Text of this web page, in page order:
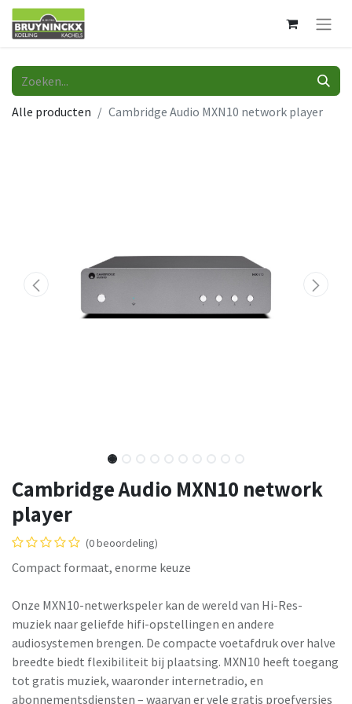
Alle producten Cambridge Audio MXN10 network player
Cambridge Audio MXN10 network
player
(0 beoordeling)
Compact formaat, enorme keuze
Onze MXN10-netwerkspeler kan de wereld van Hi-Res-
muziek naar geliefde hifi-opstellingen en andere
audiosystemen brengen. De compacte voetafdruk over halve
breedte biedt flexibiliteit bij plaatsing. MXN10 heeft toegang
tot gratis muziek, waaronder internetradio, en
abonnementsdiensten – waarvan er vele gratis proefversies